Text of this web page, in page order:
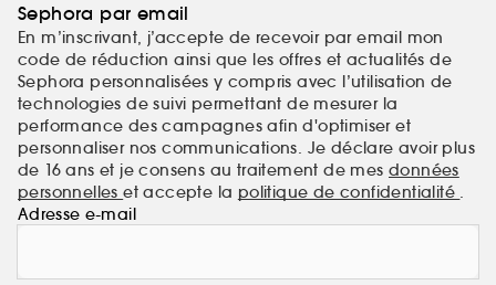
Sephora par email
En m’inscrivant, j’accepte de recevoir par email mon
code de réduction ainsi que les offres et actualités de
Sephora personnalisées y compris avec l’utilisation de
technologies de suivi permettant de mesurer la
performance des campagnes afin d'optimiser et
personnaliser nos communications. Je déclare avoir plus
de 16 ans et je consens au traitement de mes données
personnelleset accepte la politique de confidentialité .
Adresse e-mail